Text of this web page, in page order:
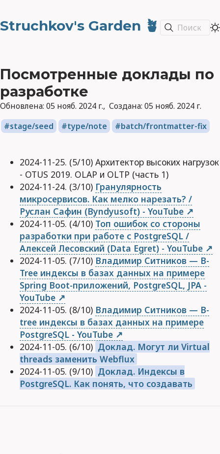
Struchkov's Garden 🪴 Поиск
Посмотренные доклады по
разработке
Обновлена: 05 нояб. 2024 г. Создана: 05 нояб. 2024 г.
stage/seed
type/note batch/frontmatter-fix
2024-11-25. (5/10) Архитектор высоких нагрузок
- OTUS 2019. OLAP и OLTP (часть 1)
2024-11-24. (3/10) Гранулярность
микросервисов. Как мелко нарезать? /
Руслан Сафин (Byndyusoft) - YouTube
2024-11-05. (4/10) Топ ошибок со стороны
разработки при работе с PostgreSQL /
Алексей Лесовский (Data Egret) - YouTube
2024-11-05. (7/10) Владимир Ситников — B-
Tree индексы в базах данных на примере
Spring Boot-приложений, PostgreSQL, JPA -
YouTube
2024-11-05. (8/10) Владимир Ситников — B-
tree индексы в базах данных на примере
PostgreSQL - YouTube
2024-11-05. (6/10) Доклад. Могут ли Virtual
threads заменить Webflux
2024-11-05. (9/10) Доклад. Индексы в
PostgreSQL. Как понять, что создавать